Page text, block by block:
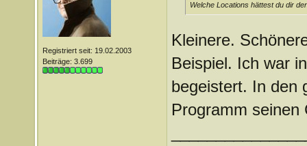
Registriert seit: 19.02.2003
Beiträge: 3.699
Welche Locations hättest du dir
Kleinere.
Beispiel. Ich war
begeistert. In den
Programm